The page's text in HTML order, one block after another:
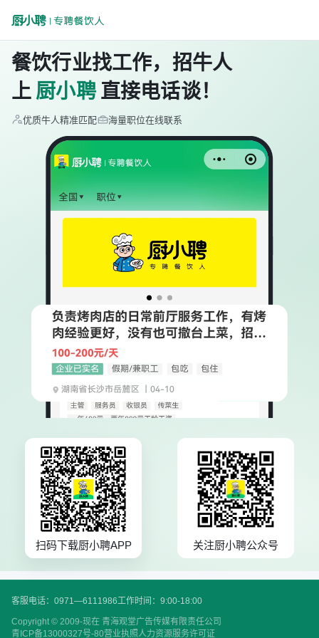
餐饮行业找工作，招牛人
上 厨小聘 直接电话谈！
优质牛人精准匹配 海量职位在线联系
扫码下载厨小聘APP 关注厨小聘公众号
客服电话：0971—6111986工作时间：9:00-18:00
Copyright © 2009-现在 青海观堂广告传媒有限责任公司
青ICP备13000327号-80营业执照人力资源服务许可证